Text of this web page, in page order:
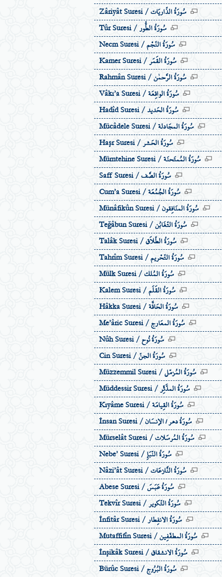
Zâriyât Suresi / سُورَةُ الذّاريَات
Tûr Suresi / سُورَةُ الطُّور
Necm Suresi / سُورَةُ النّجْم
Kamer Suresi / سُورَةُ القَمَر
Rahmân Suresi / سُورَةُ الرَّحمٰن
Vâkı’a Suresi / سُورَةُ الواقِعَة
Hadîd Suresi / سُورَةُ الحَديد
Mücâdele Suresi / سُورَةُ المجَادلة
Haşr Suresi / سُورَةُ الحَشر
Mümtehine Suresi / سُورَةُ المُمتَحنَة
Saff Suresi / سُورَةُ الصَّف
Cum’a Suresi / سُورَةُ الجُمُعَة
Münâfikûn Suresi / سُورَةُ المنَافِقون
Teğâbun Suresi / سُورَةُ التّغَابُن
Talâk Suresi / سُورَةُ الطّلاَق
Tahrîm Suresi / سُورَةُ التّحْريم
Mülk Suresi / سُورَةُ المُلك
Kalem Suresi / سُورَةُ القَلَم
Hâkka Suresi / سُورَةُ الحَاقَّة
Me’âric Suresi / سُورَةُ المعَارج
Nûh Suresi / سُورَةُ نُوح
Cin Suresi / سُورَةُ الجنّ
Müzzemmil Suresi / سُورَةُ المُزمّل
Müddessir Suresi / سُورَةُ المدَّثِّر
Kıyâme Suresi / سُورَةُ القِيامَة
İnsan Suresi / سُورَةُ دهر / الإنسَان
Mürselât Suresi / سُورَةُ المُرسَلات
Nebe’ Suresi / سُورَةُ النّبَإِ
Nâzi’ât Suresi / سُورَةُ النَّازعَات
Abese Suresi / سُورَةُ عَبَسَ
Tekvîr Suresi / سُورَةُ التّكوير
İnfitâr Suresi / سُورَةُ الانفِطار
Mutaffifîn Suresi / سُورَةُ المطفّفِين
İnşikâk Suresi / سُورَةُ الانشقاق
Bürûc Suresi / سُورَةُ البُرُوج